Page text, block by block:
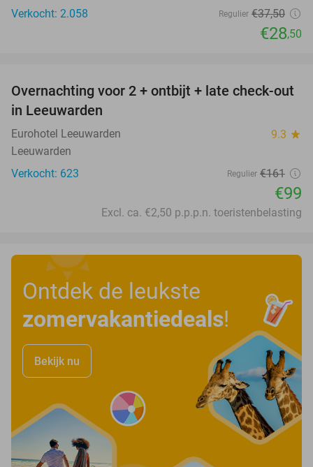
Verkocht: 2.058
Regulier €37,50
€28,50
39%
Overnachting voor 2 + ontbijt + late check-out
in Leeuwarden
Eurohotel Leeuwarden 9.3 star
Leeuwarden
Verkocht: 623
Regulier €161
€99
Excl. ca. €2,50 p.p.p.n. toeristenbelasting
Ontdek de leukste
zomervakantiedeals!
Bekijk nu